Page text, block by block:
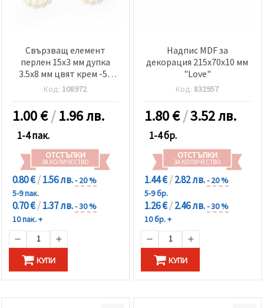
Свързващ елемент
перлен 15x3 мм дупка
3.5x8 мм цвят крем -50
броя
Код: 108972
1.00€/1.96 лв.
1-4 пак.
ОТСТЪПКИ
ЗА КОЛИЧЕСТВО
0.80 €/1.56 лв.- 20 %
5-9 пак.
0.70 €/1.37 лв.- 30 %
10 пак. +
КУПИ
Надпис MDF за
декорация 215x70x10 мм
"Love"
Код: 832957
1.80€/3.52 лв.
1-4 бр.
ОТСТЪПКИ
ЗА КОЛИЧЕСТВО
1.44 €/2.82 лв.- 20 %
5-9 бр.
1.26 €/2.46 лв.- 30 %
10 бр. +
КУПИ